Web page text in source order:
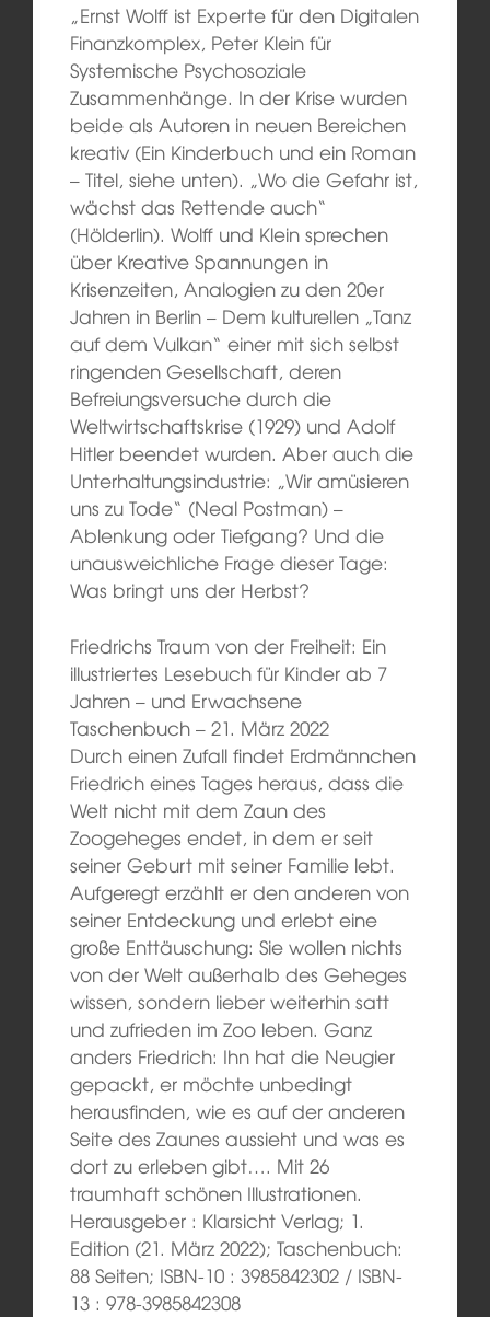
„Ernst Wolff ist Experte für den Digitalen
Finanzkomplex, Peter Klein für
Systemische Psychosoziale
Zusammenhänge. In der Krise wurden
beide als Autoren in neuen Bereichen
kreativ (Ein Kinderbuch und ein Roman
– Titel, siehe unten). „Wo die Gefahr ist,
wächst das Rettende auch“
(Hölderlin). Wolff und Klein sprechen
über Kreative Spannungen in
Krisenzeiten, Analogien zu den 20er
Jahren in Berlin – Dem kulturellen „Tanz
auf dem Vulkan“ einer mit sich selbst
ringenden Gesellschaft, deren
Befreiungsversuche durch die
Weltwirtschaftskrise (1929) und Adolf
Hitler beendet wurden. Aber auch die
Unterhaltungsindustrie: „Wir amüsieren
uns zu Tode“ (Neal Postman) –
Ablenkung oder Tiefgang? Und die
unausweichliche Frage dieser Tage:
Was bringt uns der Herbst?
Friedrichs Traum von der Freiheit: Ein
illustriertes Lesebuch für Kinder ab 7
Jahren – und Erwachsene
Taschenbuch – 21. März 2022
Durch einen Zufall findet Erdmännchen
Friedrich eines Tages heraus, dass die
Welt nicht mit dem Zaun des
Zoogeheges endet, in dem er seit
seiner Geburt mit seiner Familie lebt.
Aufgeregt erzählt er den anderen von
seiner Entdeckung und erlebt eine
große Enttäuschung: Sie wollen nichts
von der Welt außerhalb des Geheges
wissen, sondern lieber weiterhin satt
und zufrieden im Zoo leben. Ganz
anders Friedrich: Ihn hat die Neugier
gepackt, er möchte unbedingt
herausfinden, wie es auf der anderen
Seite des Zaunes aussieht und was es
dort zu erleben gibt…. Mit 26
traumhaft schönen Illustrationen.
Herausgeber : Klarsicht Verlag; 1.
Edition (21. März 2022); Taschenbuch:
88 Seiten; ISBN-10 : 3985842302 / ISBN-
13 : 978-3985842308